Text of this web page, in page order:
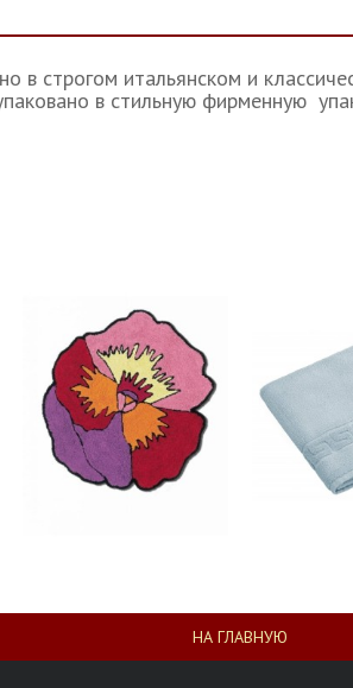
в строгом итальянском и
в стильную фирменную
НА ГЛАВНУЮ